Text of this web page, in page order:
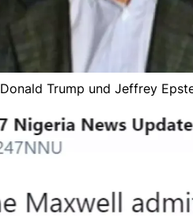
Donald Trump und Jeffrey